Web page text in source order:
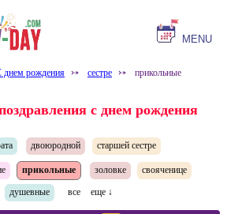
MENU
днем рождения ⤐ сестре ⤐ прикольные
с днем рождения
двоюродной старшей сестре
прикольные золовке свояченице
душевные все еще ↓